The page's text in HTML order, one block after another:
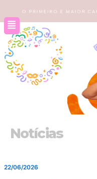
para
conteúdo
Notícias
22/06/2026